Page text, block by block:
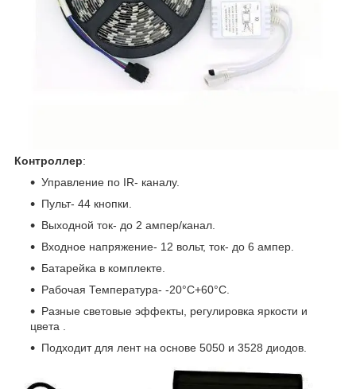
Контроллер:
Управление по IR- каналу.
Пульт- 44 кнопки.
Выходной ток- до 2 ампер/канал.
Входное напряжение- 12 вольт, ток- до 6 ампер.
Батарейка в комплекте.
Рабочая Температура- -20°C+60°C.
Разные световые эффекты, регулировка яркости и
цвета .
Подходит для лент на основе 5050 и 3528 диодов.